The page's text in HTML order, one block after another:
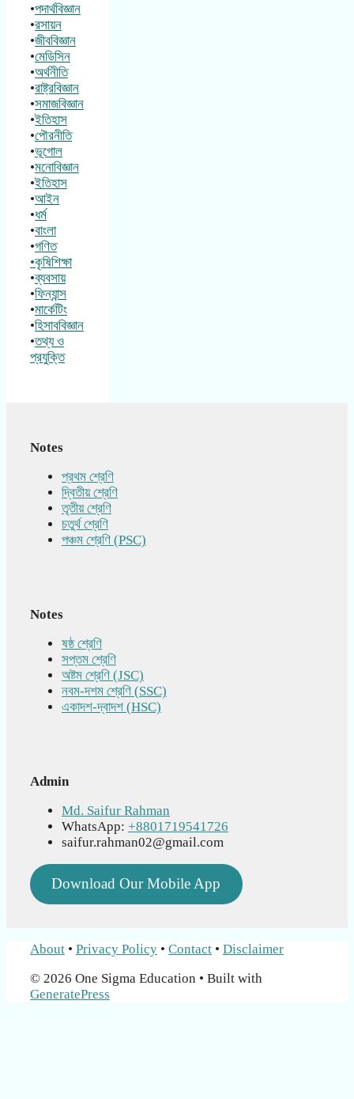
•পদার্থবিজ্ঞান
•রসায়ন
•জীববিজ্ঞান
•মেডিসিন
•অর্থনীতি
•রাষ্ট্রবিজ্ঞান
•সমাজবিজ্ঞান
•ইতিহাস
•পৌরনীতি
•ভূগোল
•মনোবিজ্ঞান
•ইতিহাস
•আইন
•ধর্ম
•বাংলা
•গণিত
•কৃষিশিক্ষা
•ব্যবসায়
•ফিন্যান্স
•মার্কেটিং
•হিসাববিজ্ঞান
•তথ্য ও
প্রযুক্তি
Notes
প্রথম শ্রেণি
দ্বিতীয় শ্রেণি
তৃতীয় শ্রেণি
চতুর্থ শ্রেণি
পঞ্চম শ্রেণি (PSC)
Notes
ষষ্ঠ শ্রেণি
সপ্তম শ্রেণি
অষ্টম শ্রেণি (JSC)
নবম-দশম শ্রেণি (SSC)
একাদশ-দ্বাদশ (HSC)
Admin
Md. Saifur Rahman
WhatsApp: +8801719541726
saifur.rahman02@gmail.com
Download Our Mobile App
About • Privacy Policy • Contact • Disclaimer
© 2026 One Sigma Education • Built with
GeneratePress